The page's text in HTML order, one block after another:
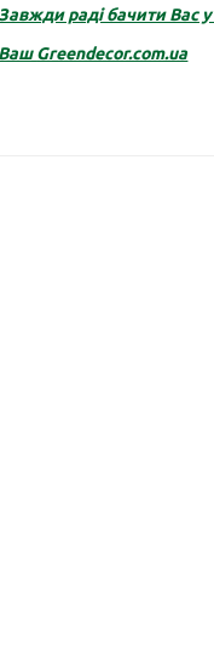
Завжди раді бачити Вас у
ВашGreendecor.com.ua